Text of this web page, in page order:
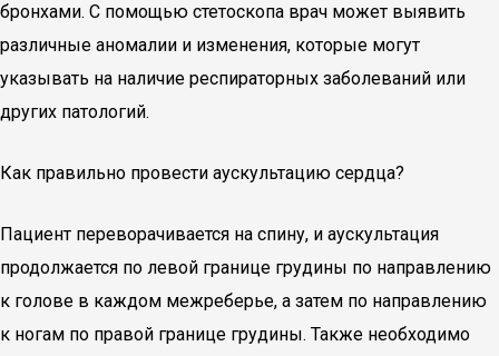
бронхами. С помощью стетоскопа врач может выявить
различные аномалии и изменения, которые могут
указывать на наличие респираторных заболеваний или
других патологий.
Как правильно провести аускультацию сердца?
Пациент переворачивается на спину, и аускультация
продолжается по левой границе грудины по направлению
к голове в каждом межреберье, а затем по направлению
к ногам по правой границе грудины. Также необходимо